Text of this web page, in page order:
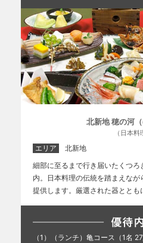
北新地 穂の河（
（日本料
エリア
北新地
細部に至るまで行き届いたくつ
内。日本料理の伝統を踏まえな
提供します。厳選された器ととも
（1）（ランチ）亀コース（1名